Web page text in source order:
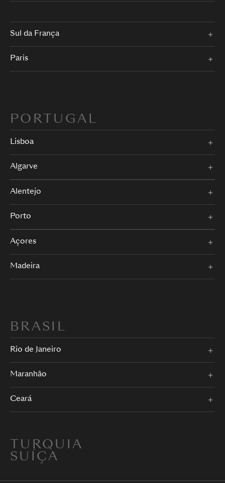
Sul da França
Paris
PORTUGAL
Lisboa
Algarve
Alentejo
Porto
Açores
Madeira
BRASIL
Rio de Janeiro
Maranhão
Ceará
TURQUIA
SUÍÇA